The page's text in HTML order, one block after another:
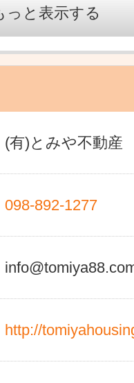
っと表示する
(有)とみや不動産
098-892-1277
http://